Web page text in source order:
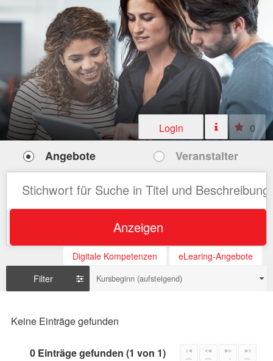
Login 0
Angebote Veranstalter
Anzeigen
Digitale Kompetenzen
eLearing-Angebote
Filter
Kursbeginn (aufsteigend)
Keine Einträge gefunden
0 Einträge gefunden (1 von 1)